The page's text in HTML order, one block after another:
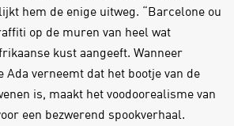
hem de enige uitweg. “Barcelone ou
op de muren van heel wat
kust aangeeft. Wanneer
Ada verneemt dat het bootje van de
is, maakt het voodoorealisme van
een bezwerend spookverhaal.